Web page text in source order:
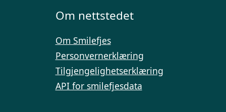
Om nettstedet
Om Smilefjes
Personvernerklæring
Tilgjengelighetserklæring
API for smilefjesdata